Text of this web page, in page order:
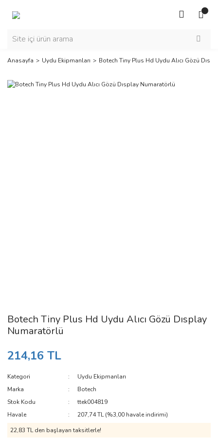
Anasayfa Uydu Ekipmanları Botech Tiny Plus Hd Uydu Alıcı Gözü
Botech Tiny Plus Hd Uydu Alıcı Gözü Dısplay
Numaratörlü
214,16 TL
Kategori
Uydu Ekipmanları
Marka
Botech
Stok Kodu
ttek004819
Havale
207,74 TL (%3,00 havale indirimi)
22,83 TL den başlayan taksitlerle!